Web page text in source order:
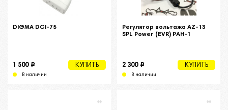
DIGMA DCI-75
1 500 i КУПИТЬ
В наличии
Регулятор вольтажа AZ-13
SPL Power (EVR) РАН-1
2 300 i КУПИТЬ
В наличии